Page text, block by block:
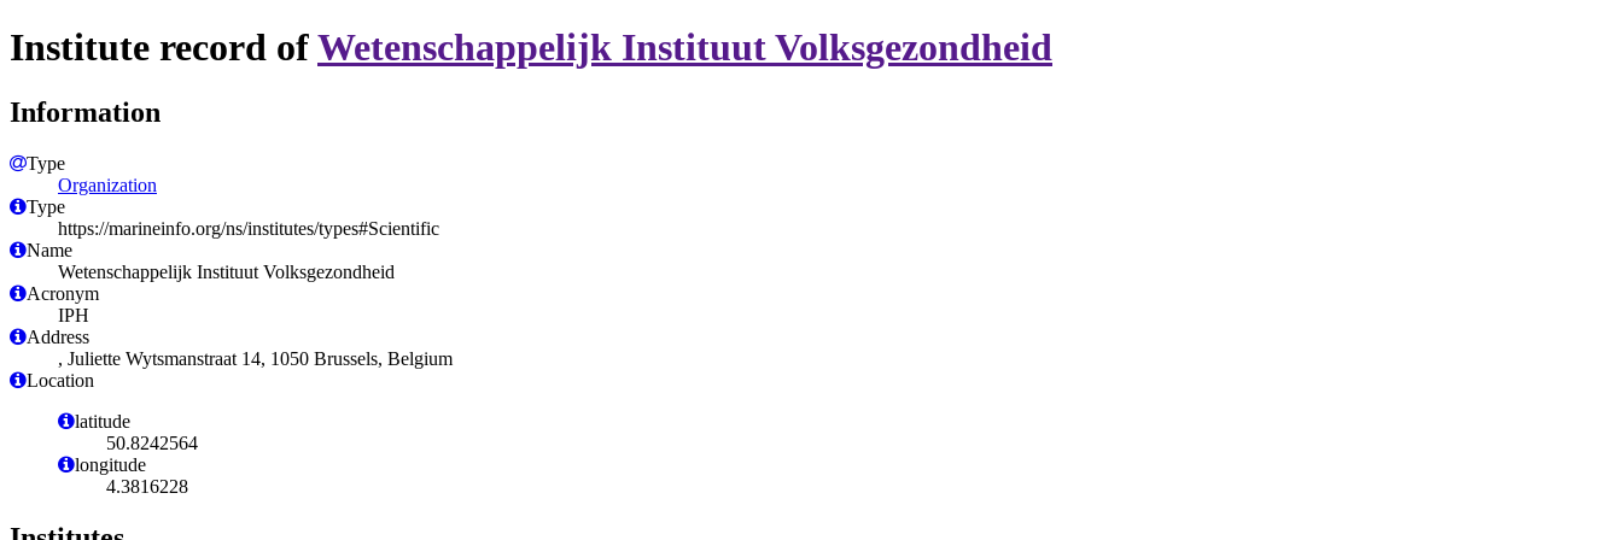
Institute record ofWetenschappelijk Instituut Volksgezondheid
Information
Type
Organization
Type
https://marineinfo.org/ns/institutes/types#Scientific
Name
Wetenschappelijk Instituut Volksgezondheid
Acronym
IPH
Address
, Juliette Wytsmanstraat 14, 1050 Brussels, Belgium
Location
latitude
50.8242564
longitude
4.3816228